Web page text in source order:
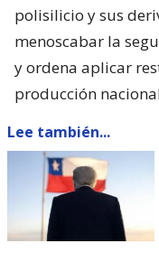
polisilicio y sus
menoscabar la
y ordena aplicar
producción
Lee también...